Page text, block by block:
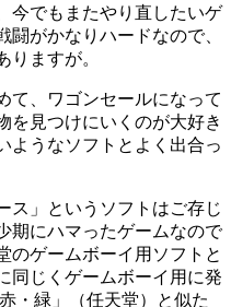
今でもまたやり直したいゲ
がかなりハードなので、
りますが。
、ワゴンセールになって
を見つけにいくのが大好き
ようなソフトとよく出合っ
」というソフトはご存じ
にハマったゲームなので
のゲームボーイ用ソフトと
同じくゲームボーイ用に発
・緑」（任天堂）と似た